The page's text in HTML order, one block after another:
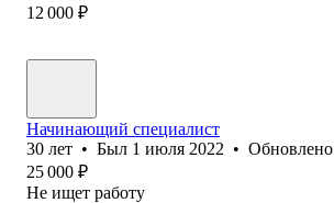
12 000 ₽
Начинающий специалист
30 лет • Был 1 июля 2022 • Обновлено
25 000 ₽
Не ищет работу